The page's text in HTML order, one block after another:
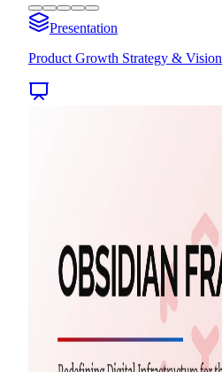
Presentation
Product Growth Strategy & Vision